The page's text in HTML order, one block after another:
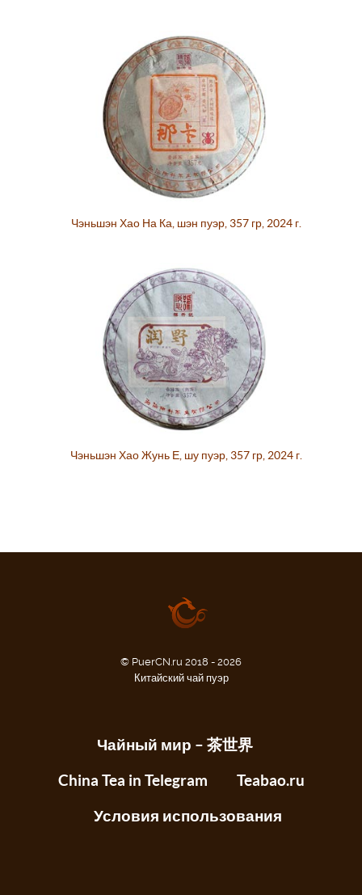
Чэньшэн Хао На Ка, шэн пуэр, 357 гр, 2024 г.
Чэньшэн Хао Жунь Е, шу пуэр, 357 гр, 2024 г.
© PuerCN.ru 2018 - 2026
Китайский чай пуэр
Чайный мир – 茶世界
China Tea in Telegram
Teabao.ru
Условия использования